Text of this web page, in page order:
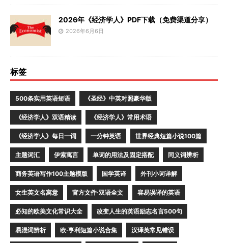
2026年《经济学人》PDF下载（免费渠道分享）
2026年6月6日
标签
500条实用英语短语 《圣经》中英对照豪华版
《经济学人》双语精读 《经济学人》常用术语
《经济学人》每日一词 一分钟英语 世界经典短篇小说100篇
主题词汇 伊索寓言 单词的用法及固定搭配 同义词辨析
商务英语写作100主题模版 国学英译 外刊小词详解
女生英文名寓意 官方文件·双语全文 容易误译的英语
必知的欧美文化常识大全 改变人生的英语励志名言500句
易混词辨析 欧·亨利短篇小说合集 汉译英常见错误